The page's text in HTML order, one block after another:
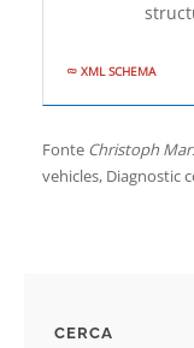
XML SCHEMA
Fonte Christoph
vehicles, Diagnostic
CERCA